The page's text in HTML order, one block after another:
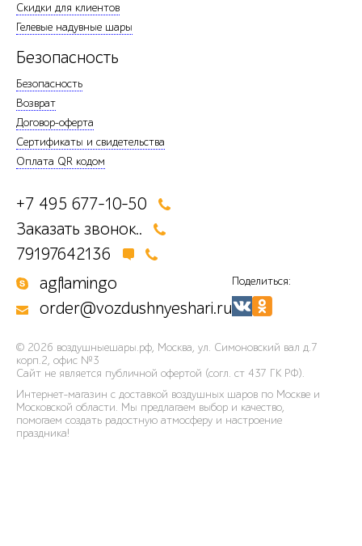
Скидки для клиентов
Гелевые надувные шары
Безопасность
Безопасность
Возврат
Договор-оферта
Сертификаты и свидетельства
Оплата QR кодом
+7 495 677-10-50
Заказать звонок..
79197642136
agflamingo
order@vozdushnyeshari.ru
Поделиться:
© 2026 воздушныешары.рф, Москва, ул. Симоновский вал д.7
корп.2, офис №3
Сайт не является публичной офертой (согл. ст 437 ГК РФ).
Интернет-магазин с доставкой воздушных шаров по Москве и
Московской области. Мы предлагаем выбор и качество,
помогаем создать радостную атмосферу и настроение
праздника!